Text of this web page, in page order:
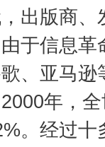
出版商
于信息
、亚马
年，
。经过